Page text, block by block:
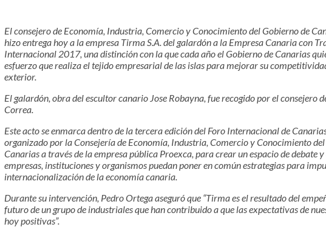
El consejero de Economía, Industria, Comercio y Conocimiento del Gobierno de
hizo entrega hoy a la empresa Tirma S.A. del galardón a la Empresa Canaria con
Internacional 2017, una distinción con la que cada año el Gobierno de Canarias
esfuerzo que realiza el tejido empresarial de las islas para mejorar su
exterior.
El galardón, obra del escultor canario Jose Robayna, fue recogido por el consejero
Correa.
Este acto se enmarca dentro de la tercera edición del Foro Internacional de
organizado por la Consejería de Economía, Industria, Comercio y Conocimiento
Canarias a través de la empresa pública Proexca, para crear un espacio de debate y
empresas, instituciones y organismos puedan poner en común estrategias para
internacionalización de la economía canaria.
Durante su intervención, Pedro Ortega aseguró que “Tirma es el resultado del
futuro de un grupo de industriales que han contribuido a que las expectativas de
hoy positivas”.